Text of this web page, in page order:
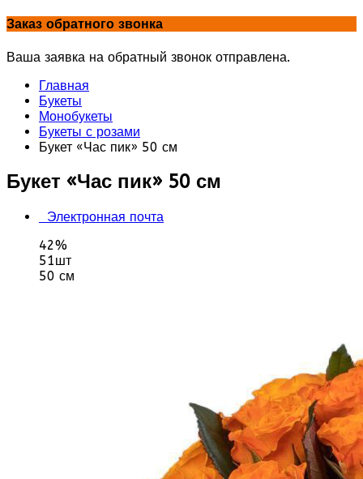
Заказ обратного звонка
Ваша заявка на обратный звонок отправлена.
Главная
Букеты
Монобукеты
Букеты с розами
Букет «Час пик» 50 см
Букет «Час пик» 50 см
Электронная почта
42%
51шт
50 см